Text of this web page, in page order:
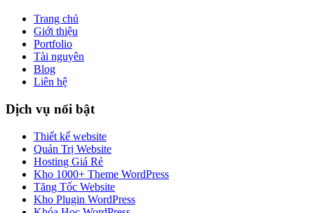
Trang chủ
Giới thiệu
Portfolio
Tài nguyên
Blog
Liên hệ
Dịch vụ nổi bật
Thiết kế website
Quản Trị Website
Hosting Giá Rẻ
Kho 1000+ Theme WordPress
Tăng Tốc Website
Kho Plugin WordPress